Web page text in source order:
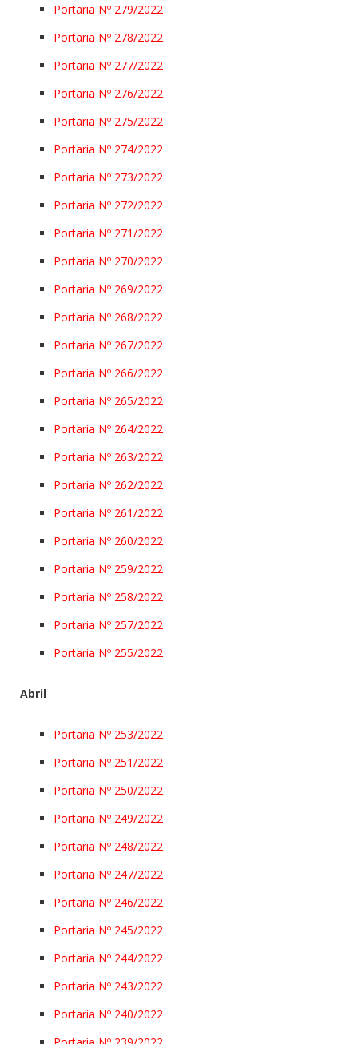
Portaria Nº 279/2022
Portaria Nº 278/2022
Portaria Nº 277/2022
Portaria Nº 276/2022
Portaria Nº 275/2022
Portaria Nº 274/2022
Portaria Nº 273/2022
Portaria Nº 272/2022
Portaria Nº 271/2022
Portaria Nº 270/2022
Portaria Nº 269/2022
Portaria Nº 268/2022
Portaria Nº 267/2022
Portaria Nº 266/2022
Portaria Nº 265/2022
Portaria Nº 264/2022
Portaria Nº 263/2022
Portaria Nº 262/2022
Portaria Nº 261/2022
Portaria Nº 260/2022
Portaria Nº 259/2022
Portaria Nº 258/2022
Portaria Nº 257/2022
Portaria Nº 255/2022
Abril
Portaria Nº 253/2022
Portaria Nº 251/2022
Portaria Nº 250/2022
Portaria Nº 249/2022
Portaria Nº 248/2022
Portaria Nº 247/2022
Portaria Nº 246/2022
Portaria Nº 245/2022
Portaria Nº 244/2022
Portaria Nº 243/2022
Portaria Nº 240/2022